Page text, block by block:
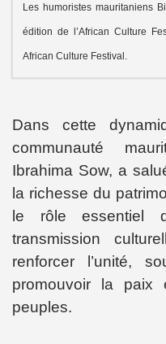
Les humoristes mauritaniens
édition de l’African Culture
African Culture Festival.
Dans cette
communauté
Ibrahima Sow, a
la richesse du
le rôle essentiel
transmission
renforcer l’unité,
promouvoir la paix
peuples.